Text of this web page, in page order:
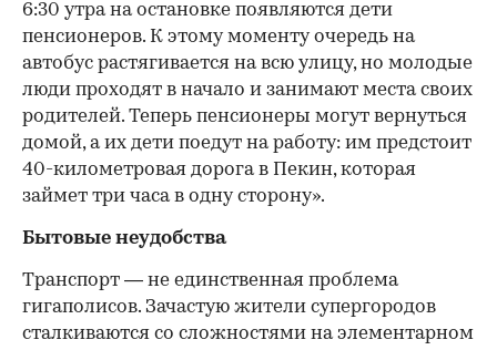
6:30 утра на остановке появляются дети
пенсионеров. К этому моменту очередь на
автобус растягивается на всю улицу, но молодые
люди проходят в начало и занимают места своих
родителей. Теперь пенсионеры могут вернуться
домой, а их дети поедут на работу: им предстоит
40-километровая дорога в Пекин, которая
займет три часа в одну сторону».
Бытовые неудобства
Транспорт — не единственная проблема
гигаполисов. Зачастую жители супергородов
сталкиваются со сложностями на элементарном